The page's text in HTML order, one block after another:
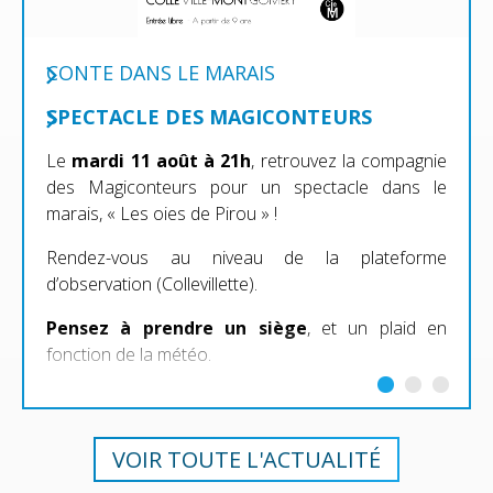
CONTE DANS LE MARAIS
SPECTACLE DES MAGICONTEURS
Le mardi 11 août à 21h, retrouvez la compagnie
des Magiconteurs pour un spectacle dans le
marais, « Les oies de Pirou » !
Rendez-vous au niveau de la plateforme
d’observation (Collevillette).
Pensez à prendre un siège, et un plaid en
fonction de la météo.
VOIR TOUTE L'ACTUALITÉ